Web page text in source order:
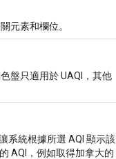
元素和欄位。
盤只適用於 UAQI，其他
系統根據所選 AQI 顯示該
AQI，例如取得加拿大的